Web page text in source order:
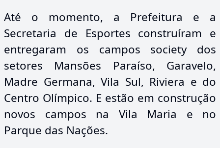
Até o momento, a Prefeitura e a
Secretaria de Esportes construíram e
entregaram os campos society dos
setores Mansões Paraíso, Garavelo,
Madre Germana, Vila Sul, Riviera e do
Centro Olímpico. E estão em construção
novos campos na Vila Maria e no
Parque das Nações.